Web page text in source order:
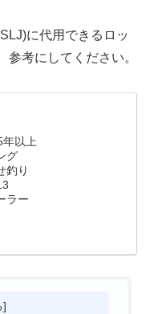
に代用できるロッ
参考にしてください。
年以上
グ
ラー